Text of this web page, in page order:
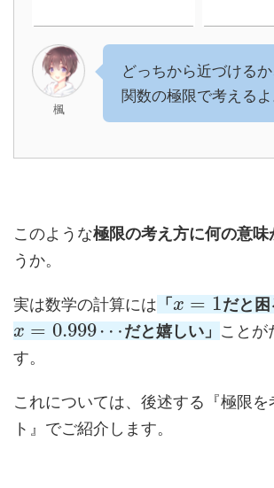
楓
どっちから近づける
関数の極限で考えるよ
このような極限の考え方に何の意味
うか。
実は数学の計算には 「x = 1だと困
x = 0.999⋯だと嬉しい」 ことが
す。
これについては、後述する『極限を
ト』でご紹介します。